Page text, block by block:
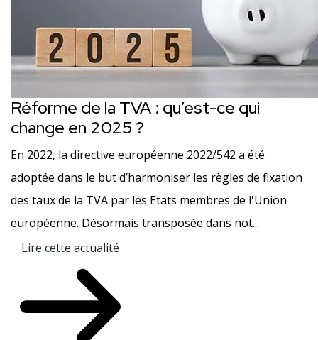
Réforme de la TVA : qu’est-ce qui
change en 2025 ?
En 2022, la directive européenne 2022/542 a été
adoptée dans le but d’harmoniser les règles de fixation
des taux de la TVA par les Etats membres de l'Union
européenne. Désormais transposée dans not...
Lire cette actualité